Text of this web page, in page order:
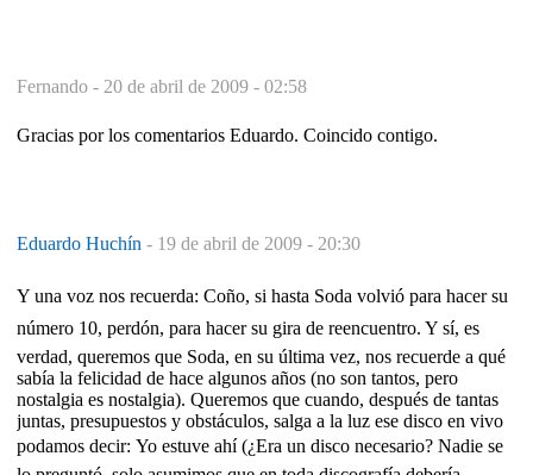
Fernando - 20 de abril de 2009 - 02:58
Gracias por los comentarios Eduardo. Coincido contigo.
Eduardo Huchín - 19 de abril de 2009 - 20:30
Y una voz nos recuerda: Coño, si hasta Soda volvió para hacer su
número 10, perdón, para hacer su gira de reencuentro. Y sí, es
verdad, queremos que Soda, en su última vez, nos recuerde a qué
sabía la felicidad de hace algunos años (no son tantos, pero
nostalgia es nostalgia). Queremos que cuando, después de tantas
juntas, presupuestos y obstáculos, salga a la luz ese disco en vivo
podamos decir: Yo estuve ahí (¿Era un disco necesario? Nadie se